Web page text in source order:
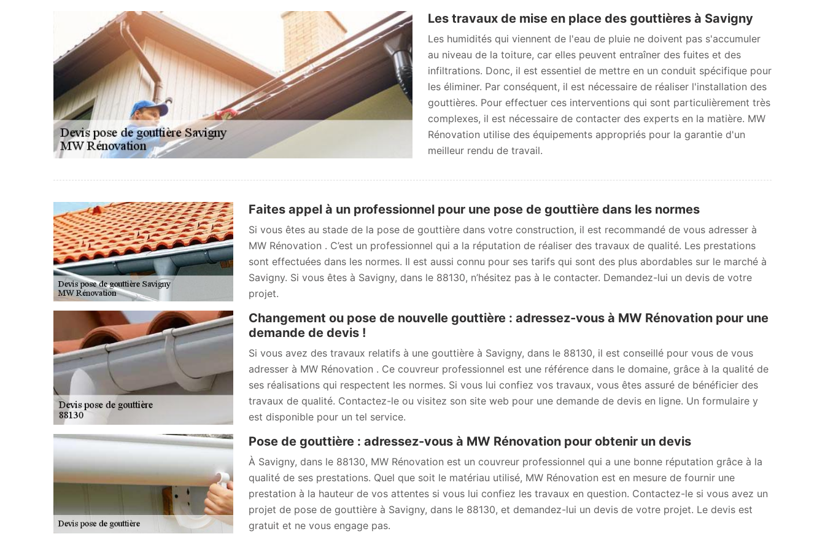
Les travaux de mise en place des gouttières à Savigny
Les humidités qui viennent de l'eau de pluie ne doivent pas s'accumuler
au niveau de la toiture, car elles peuvent entraîner des fuites et des
infiltrations. Donc, il est essentiel de mettre en un conduit spécifique pour
les éliminer. Par conséquent, il est nécessaire de réaliser l'installation des
gouttières. Pour effectuer ces interventions qui sont particulièrement très
complexes, il est nécessaire de contacter des experts en la matière. MW
Rénovation utilise des équipements appropriés pour la garantie d'un
meilleur rendu de travail.
Faites appel à un professionnel pour une pose de gouttière dans les normes
Si vous êtes au stade de la pose de gouttière dans votre construction, il est recommandé de vous adresser à
MW Rénovation . C’est un professionnel qui a la réputation de réaliser des travaux de qualité. Les prestations
sont effectuées dans les normes. Il est aussi connu pour ses tarifs qui sont des plus abordables sur le marché à
Savigny. Si vous êtes à Savigny, dans le 88130, n’hésitez pas à le contacter. Demandez-lui un devis de votre
projet.
Changement ou pose de nouvelle gouttière : adressez-vous à MW Rénovation pour une
demande de devis !
Si vous avez des travaux relatifs à une gouttière à Savigny, dans le 88130, il est conseillé pour vous de vous
adresser à MW Rénovation . Ce couvreur professionnel est une référence dans le domaine, grâce à la qualité de
ses réalisations qui respectent les normes. Si vous lui confiez vos travaux, vous êtes assuré de bénéficier des
travaux de qualité. Contactez-le ou visitez son site web pour une demande de devis en ligne. Un formulaire y
est disponible pour un tel service.
Pose de gouttière : adressez-vous à MW Rénovation pour obtenir un devis
À Savigny, dans le 88130, MW Rénovation est un couvreur professionnel qui a une bonne réputation grâce à la
qualité de ses prestations. Quel que soit le matériau utilisé, MW Rénovation est en mesure de fournir une
prestation à la hauteur de vos attentes si vous lui confiez les travaux en question. Contactez-le si vous avez un
projet de pose de gouttière à Savigny, dans le 88130, et demandez-lui un devis de votre projet. Le devis est
gratuit et ne vous engage pas.